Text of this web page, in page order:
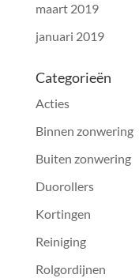
maart 2019
januari 2019
Categorieën
Acties
Binnen zonwering
Buiten zonwering
Duorollers
Kortingen
Reiniging
Rolgordijnen